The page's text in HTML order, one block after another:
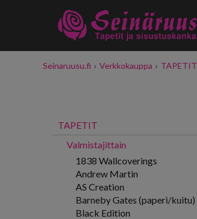
Seinaruusu.fi › Verkkokauppa › TAPETIT
TAPETIT
Valmistajittain
1838 Wallcoverings
Andrew Martin
AS Creation
Barneby Gates (paperi/kuitu)
Black Edition